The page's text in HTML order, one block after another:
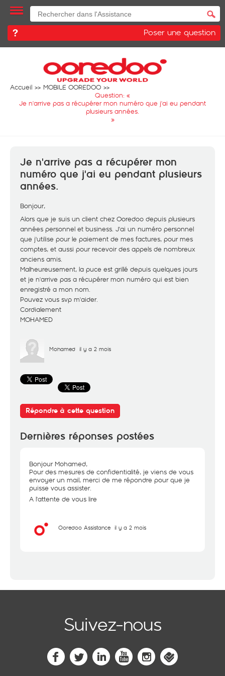
Poser une question
Accueil
MOBILE OOREDOO
Question: «
Je n'arrive pas a récupérer mon numéro que j'ai eu pendant
plusieurs années.
»
Je n'arrive pas a récupérer mon
numéro que j'ai eu pendant plusieurs
années.
Bonjour,
Alors que je suis un client chez Ooredoo depuis plusieurs
années personnel et business. J'ai un numéro personnel
que j'utilise pour le paiement de mes factures, pour mes
comptes, et aussi pour recevoir des appels de nombreux
anciens amis.
Malheureusement, la puce est grillé depuis quelques jours
et je n'arrive pas a récupérer mon numéro qui est bien
enregistré a mon nom.
Pouvez vous svp m'aider.
Cordialement
MOHAMED
Mohamed il y a 2 mois
Répondre à cette question
Dernières réponses postées
Bonjour Mohamed,
Pour des mesures de confidentialité, je viens de vous
envoyer un mail, merci de me répondre pour que je
puisse vous assister.
A l'attente de vous lire
Ooredoo Assistance il y a 2 mois
Suivez-nous